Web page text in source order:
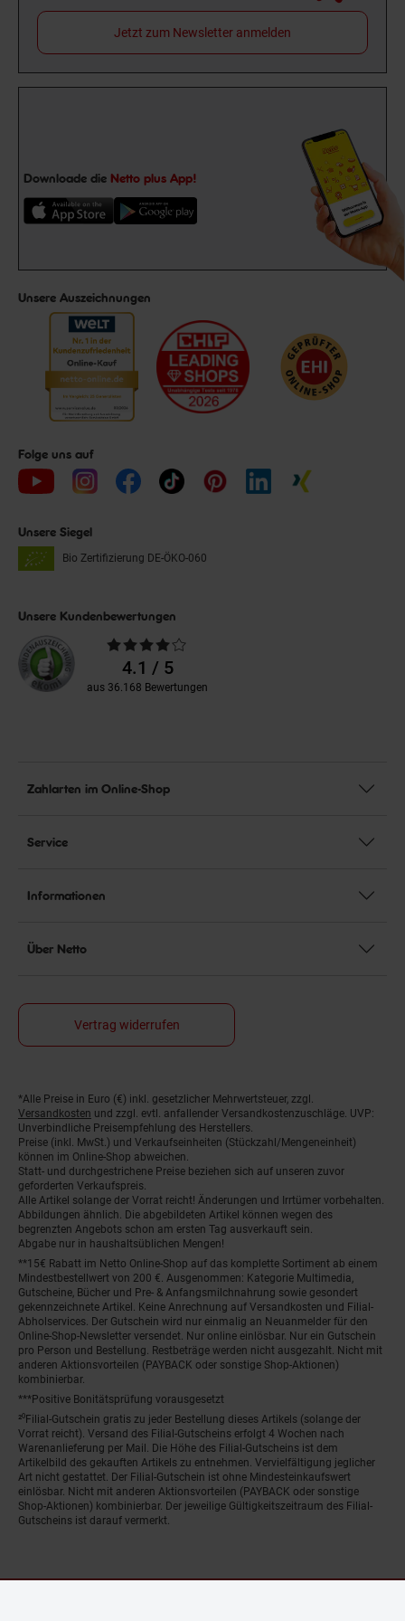
Jetzt zum Newsletter anmelden
Downloade die Netto plus App!
Unsere Auszeichnungen
Folge uns auf
Unsere Siegel
Bio Zertifizierung DE-ÖKO-060
Unsere Kundenbewertungen
Durchschnittliche
Bewertungen4.1 / 5
aus 36.168 Bewertungen
Zahlarten im Online-Shop
Service
Informationen
Über Netto
Vertrag widerrufen
Fußnoten
*Alle Preise in Euro (€) inkl. gesetzlicher Mehrwertsteuer, zzgl.
Versandkosten und zzgl. evtl. anfallender Versandkostenzuschläge. UVP:
Unverbindliche Preisempfehlung des Herstellers.
Preise (inkl. MwSt.) und Verkaufseinheiten (Stückzahl/Mengeneinheit)
können im Online-Shop abweichen.
Statt- und durchgestrichene Preise beziehen sich auf unseren zuvor
geforderten Verkaufspreis.
Alle Artikel solange der Vorrat reicht! Änderungen und Irrtümer vorbehalten.
Abbildungen ähnlich. Die abgebildeten Artikel können wegen des
begrenzten Angebots schon am ersten Tag ausverkauft sein.
Abgabe nur in haushaltsüblichen Mengen!
**15€ Rabatt im Netto Online-Shop auf das komplette Sortiment ab einem
Mindestbestellwert von 200 €. Ausgenommen: Kategorie Multimedia,
Gutscheine, Bücher und Pre- & Anfangsmilchnahrung sowie gesondert
gekennzeichnete Artikel. Keine Anrechnung auf Versandkosten und Filial-
Abholservices. Der Gutschein wird nur einmalig an Neuanmelder für den
Online-Shop-Newsletter versendet. Nur online einlösbar. Nur ein Gutschein
pro Person und Bestellung. Restbeträge werden nicht ausgezahlt. Nicht mit
anderen Aktionsvorteilen (PAYBACK oder sonstige Shop-Aktionen)
kombinierbar.
***Positive Bonitätsprüfung vorausgesetzt
²⁰Filial-Gutschein gratis zu jeder Bestellung dieses Artikels (solange der
Vorrat reicht). Versand des Filial-Gutscheins erfolgt 4 Wochen nach
Warenanlieferung per Mail. Die Höhe des Filial-Gutscheins ist dem
Artikelbild des gekauften Artikels zu entnehmen. Vervielfältigung jeglicher
Art nicht gestattet. Der Filial-Gutschein ist ohne Mindesteinkaufswert
einlösbar. Nicht mit anderen Aktionsvorteilen (PAYBACK oder sonstige
Shop-Aktionen) kombinierbar. Der jeweilige Gültigkeitszeitraum des Filial-
Gutscheins ist darauf vermerkt.